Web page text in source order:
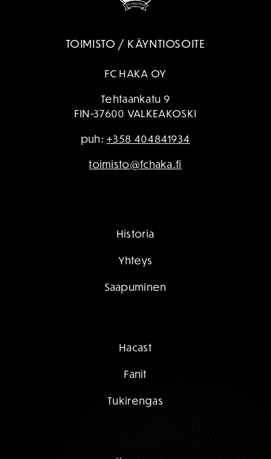
TOIMISTO / KÄYNTIOSOITE
FC HAKA OY
Tehtaankatu 9
FIN-37600 VALKEAKOSKI
puh:+358 404841934
toimisto@fchaka.fi
Historia
Yhteys
Saapuminen
Hacast
Fanit
Tukirengas